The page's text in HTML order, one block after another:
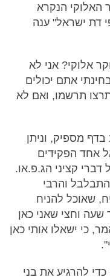
האלוקי הנקרא
דת ישראל" ענה
אלוקי? אני לא
אתם יכולים
תרשמו, ואם לא
מספיק, וניתן
אחד הפקידים
קציני הג.פ.או.
והרבי
שאוכל להניח
וחצי שאני כאן
כי ישאלו אותי כאן
להרגיע את בני